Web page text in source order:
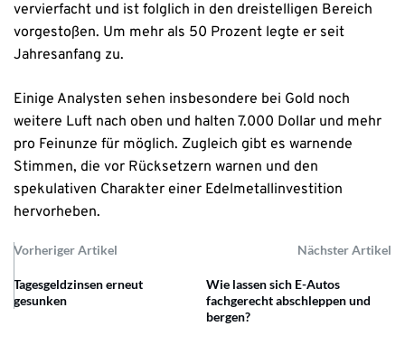
vervierfacht und ist folglich in den dreistelligen Bereich
vorgestoßen. Um mehr als 50 Prozent legte er seit
Jahresanfang zu.
Einige Analysten sehen insbesondere bei Gold noch
weitere Luft nach oben und halten 7.000 Dollar und mehr
pro Feinunze für möglich. Zugleich gibt es warnende
Stimmen, die vor Rücksetzern warnen und den
spekulativen Charakter einer Edelmetallinvestition
hervorheben.
Vorheriger Artikel Nächster Artikel
Tagesgeldzinsen erneut
gesunken
Wie lassen sich E-Autos
fachgerecht abschleppen und
bergen?